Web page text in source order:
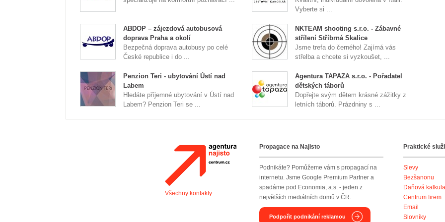
Vyberte si ...
ABDOP – zájezdová autobusová
doprava Praha a okolí
Bezpečná doprava autobusy po celé
České republice i do ...
NKTEAM shooting s.r.o. - Zábavné
střílení Stříbrná Skalice
Jsme trefa do černého! Zajímá vás
střelba a chcete si vyzkoušet, ...
Penzion Teri - ubytování Ústí nad
Labem
Hledáte příjemné ubytování v Ústí nad
Labem? Penzion Teri se ...
Agentura TAPAZA s.r.o. - Pořadatel
dětských táborů
Dopřejte svým dětem krásné zážitky z
letních táborů. Prázdniny s ...
Agentura Najisto
Všechny kontakty
Propagace na Najisto
Podnikáte? Pomůžeme vám s propagací na
internetu. Jsme Google Premium Partner a
spadáme pod Economia, a.s. - jeden z
největších mediálních domů v ČR.
Podpořit podnikání reklamou
Praktické
Slevy
Bezšanonu
Daňová
Centrum firem
Email
Slovníky